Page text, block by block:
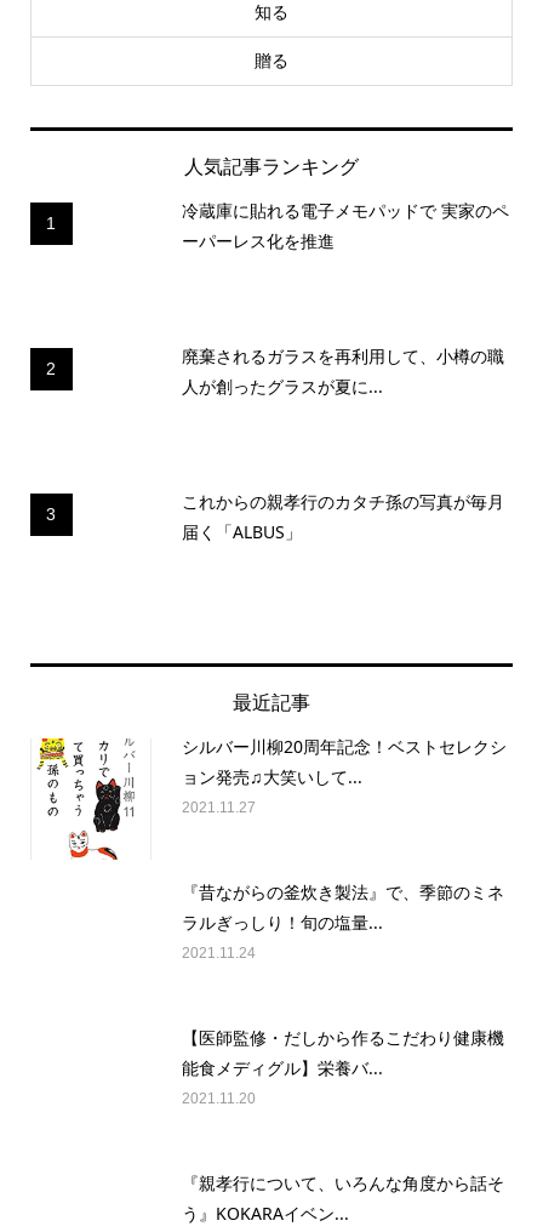
知る
贈る
人気記事ランキング
1
冷蔵庫に貼れる電子メモパッドで 実家のペ
ーパーレス化を推進
2
廃棄されるガラスを再利用して、小樽の職
人が創ったグラスが夏に...
3
これからの親孝行のカタチ孫の写真が毎月
届く「ALBUS」
最近記事
シルバー川柳20周年記念！ベストセレクシ
ョン発売♫大笑いして...
2021.11.27
『昔ながらの釜炊き製法』で、季節のミネ
ラルぎっしり！旬の塩量...
2021.11.24
【医師監修・だしから作るこだわり健康機
能食メディグル】栄養バ...
2021.11.20
『親孝行について、いろんな角度から話そ
う』KOKARAイベン...